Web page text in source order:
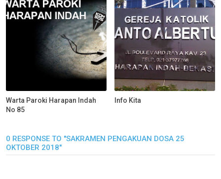
Warta Paroki Harapan Indah
No 85
Info Kita
0 RESPONSE TO "SAKRAMEN PENGAKUAN DOSA 25
OKTOBER 2018"